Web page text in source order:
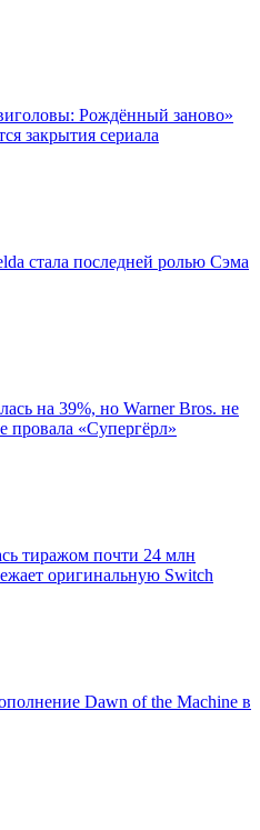
Рождённый заново»
закрытия сериала
стала последней ролью Сэма
на 39%, но Warner Bros. не
провала «Супергёрл»
тиражом почти 24 млн
оригинальную Switch
Dawn of the Machine в